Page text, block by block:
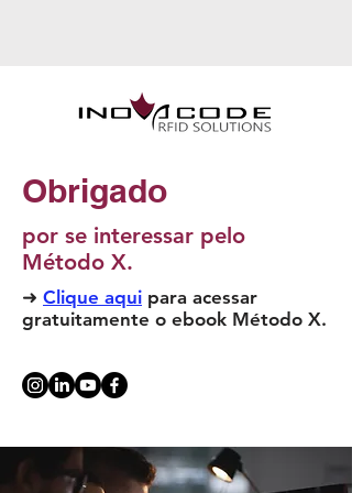
Obrigado
por se interessar pelo
Método X.
➜ Clique aqui para acessar
gratuitamente o ebook Método X.